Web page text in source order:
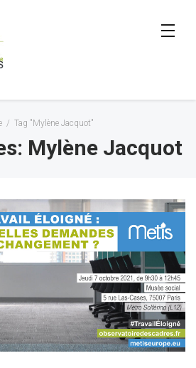
/ Tag "Mylène Jacquot"
Mylène Jacquot